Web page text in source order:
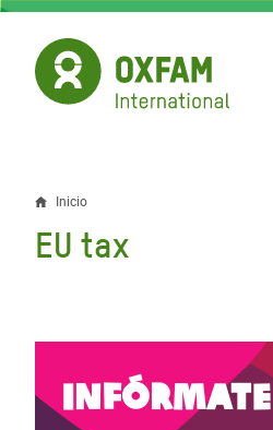
Pasar
contenido
principal
Sobrescribir
enlaces
ayuda
la
Inicio
EU tax
Infórmate